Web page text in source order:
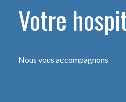
Votre
Nous vous accompagnons